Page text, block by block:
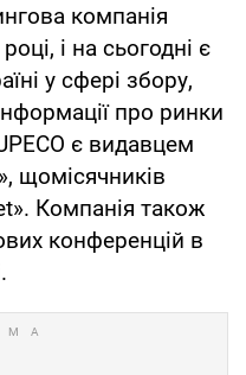
компанія
і на сьогодні є
у сфері збору,
про ринки
є видавцем
щомісячників
Компанія також
конференцій в